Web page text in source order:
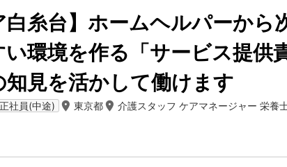
白糸台】ホームヘルパーか
い環境を作る「サービス提供
知見を活かして働けます
正社員(中途) room 東京都room 介護スタッフ ケアマネージャー 栄養